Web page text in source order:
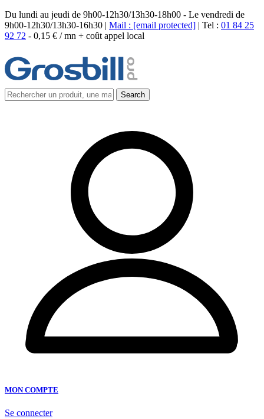
Du lundi au jeudi de 9h00-12h30/13h30-18h00 - Le vendredi de
9h00-12h30/13h30-16h30 | Mail : [email protected] | Tel : 01 84 25
92 72 - 0,15 € / mn + coût appel local
MON COMPTE
Se connecter